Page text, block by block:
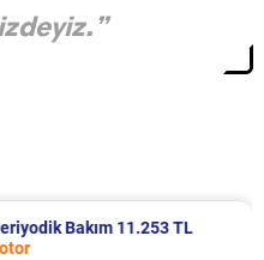
Bakım 11.253 TL